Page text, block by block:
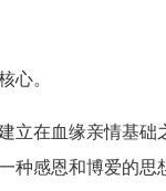
心。
在血缘亲情基础
种感恩和博爱的